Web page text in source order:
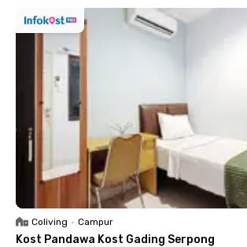
Coliving • Campur
Kost Pandawa Kost Gading Serpong